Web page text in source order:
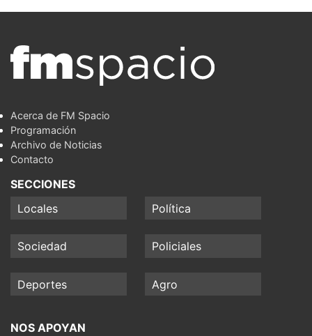
Acerca de FM Spacio
Programación
Archivo de Noticias
Contacto
SECCIONES
Locales
Política
Sociedad Policiales
Deportes Agro
NOS APOYAN